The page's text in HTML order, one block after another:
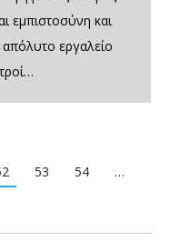
εμπιστοσύνη και
εργαλείο
53 54
…